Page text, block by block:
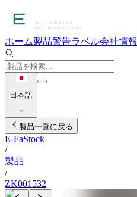
ホーム製品警告ラベル会社情報
日本語
製品一覧に戻る
E-FaStock
/
製品
/
ZK001532